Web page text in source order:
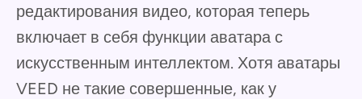
редактирования видео, которая теперь
включает в себя функции аватара с
искусственным интеллектом. Хотя аватары
VEED не такие совершенные, как у